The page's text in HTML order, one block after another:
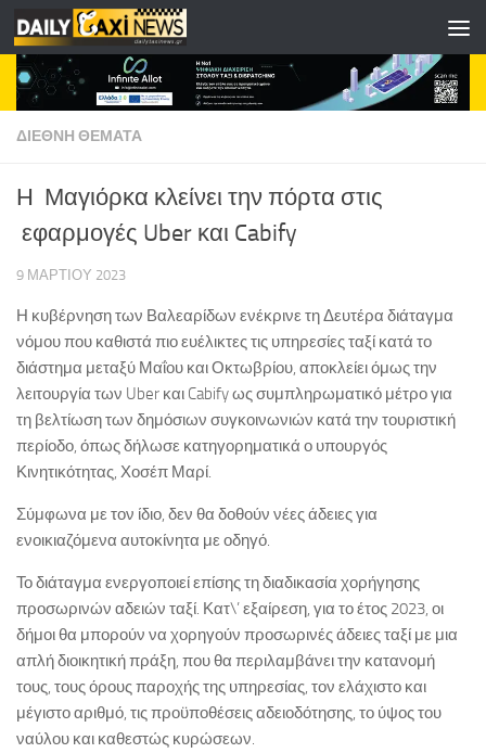
Skip to content
ΔΙΕΘΝΗ ΘΕΜΑΤΑ
Η Μαγιόρκα κλείνει την πόρτα στις
εφαρμογές Uber και Cabify
9 ΜΑΡΤΊΟΥ 2023
Η κυβέρνηση των Βαλεαρίδων ενέκρινε τη Δευτέρα διάταγμα
νόμου που καθιστά πιο ευέλικτες τις υπηρεσίες ταξί κατά το
διάστημα μεταξύ Μαΐου και Οκτωβρίου, αποκλείει όμως την
λειτουργία των Uber και Cabify ως συμπληρωματικό μέτρο για
τη βελτίωση των δημόσιων συγκοινωνιών κατά την τουριστική
περίοδο, όπως δήλωσε κατηγορηματικά ο υπουργός
Κινητικότητας, Χοσέπ Μαρί.
Σύμφωνα με τον ίδιο, δεν θα δοθούν νέες άδειες για
ενοικιαζόμενα αυτοκίνητα με οδηγό.
Το διάταγμα ενεργοποιεί επίσης τη διαδικασία χορήγησης
προσωρινών αδειών ταξί. Κατ\’ εξαίρεση, για το έτος 2023, οι
δήμοι θα μπορούν να χορηγούν προσωρινές άδειες ταξί με μια
απλή διοικητική πράξη, που θα περιλαμβάνει την κατανομή
τους, τους όρους παροχής της υπηρεσίας, τον ελάχιστο και
μέγιστο αριθμό, τις προϋποθέσεις αδειοδότησης, το ύψος του
ναύλου και καθεστώς κυρώσεων.